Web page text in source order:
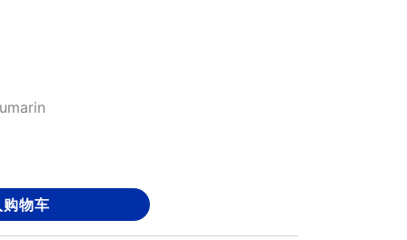
购物车